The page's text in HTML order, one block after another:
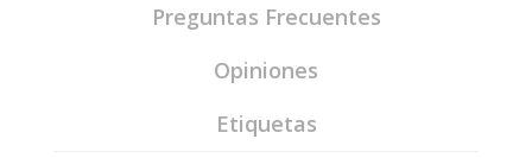
Preguntas Frecuentes
Opiniones
Etiquetas